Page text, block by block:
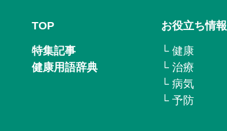
TOP
特集記事
健康用語辞典
お役立ち情報
└ 健康
└ 治療
└ 病気
└ 予防